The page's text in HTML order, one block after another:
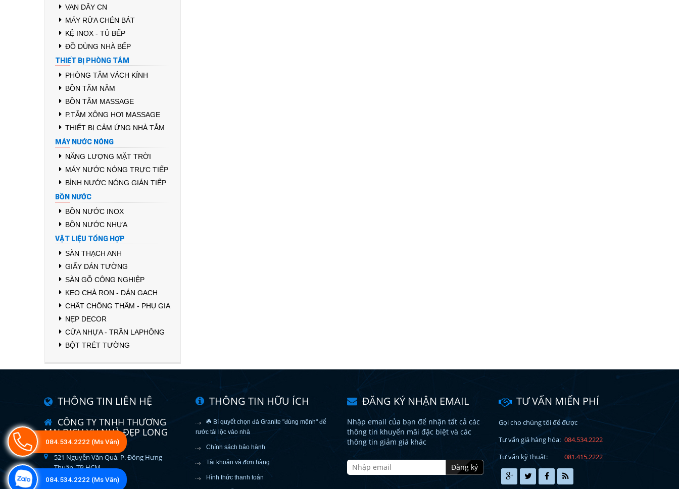
VAN DÂY CN
MÁY RỬA CHÉN BÁT
KỆ INOX - TỦ BẾP
ĐỒ DÙNG NHÀ BẾP
THIẾT BỊ PHÒNG TẮM
PHÒNG TẮM VÁCH KÍNH
BỒN TẮM NẰM
BỒN TẮM MASSAGE
P.TẮM XÔNG HƠI MASSAGE
THIẾT BỊ CẢM ỨNG NHÀ TẮM
MÁY NƯỚC NÓNG
NĂNG LƯỢNG MẶT TRỜI
MÁY NƯỚC NÓNG TRỰC TIẾP
BÌNH NƯỚC NÓNG GIÁN TIẾP
BỒN NƯỚC
BỒN NƯỚC INOX
BỒN NƯỚC NHỰA
VẬT LIỆU TỔNG HỢP
SÀN THẠCH ANH
GIẤY DÁN TƯỜNG
SÀN GỖ CÔNG NGHIỆP
KEO CHÀ RON - DÁN GẠCH
CHẤT CHỐNG THẤM - PHỤ GIA
NẸP DECOR
CỬA NHỰA - TRẦN LAPHÔNG
BỘT TRÉT TƯỜNG
THÔNG TIN LIÊN HỆ
CÔNG TY TNHH THƯƠNG
MẠI DỊCH VỤ NHÀ ĐẸP LONG
VÂN
521 Nguyễn Văn Quá, P. Đông Hưng
Thuận, TP.HCM
longvan523@gmail.com
THÔNG TIN HỮU ÍCH
☘️ Bí quyết chọn đá Granite "đúng mệnh" để
rước tài lộc vào nhà
Chính sách bảo hành
Tài khoản và đơn hàng
Hình thức thanh toán
ĐĂNG KÝ NHẬN EMAIL
Nhập email của bạn để nhận tất cả các
thông tin khuyến mãi đặc biệt và các
thông tin giảm giá khác
Đăng ký
TƯ VẤN MIẾN PHÍ
Gọi cho chúng tôi để được
Tư vấn giá hàng hóa: 084.534.2222
Tư vấn kỹ thuật:
081.415.2222
084.534.2222 (Ms Vân)
084.534.2222 (Ms Vân)